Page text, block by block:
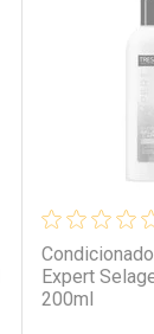
Por
Expert
200ml